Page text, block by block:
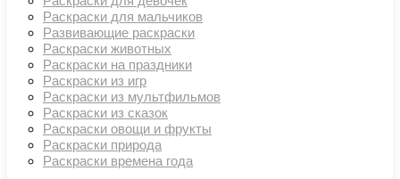
Раскраски для мальчиков
Развивающие раскраски
Раскраски животных
Раскраски на праздники
Раскраски из игр
Раскраски из мультфильмов
Раскраски из сказок
Раскраски овощи и фрукты
Раскраски природа
Раскраски времена года